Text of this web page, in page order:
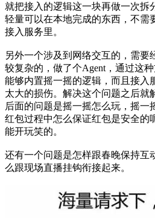
就把接入的逻辑这一块再做一次拆
轻量可以在本地完成的东西，不需
接入服务里。
另外一个涉及到网络交互的，需要
较复杂的，做了个Agent，通过这
能够内置摇一摇的逻辑，而且接入
太大的损伤。解决这个问题之后就
后面的问题是摇一摇怎么玩，摇一
红包过程中怎么保证红包是安全的
能开玩笑的。
还有一个问题是怎样跟春晚保持互
么跟现场直播挂钩衔接起来。